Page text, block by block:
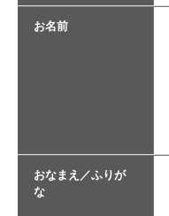
お名前
おなまえ／ふりが
な